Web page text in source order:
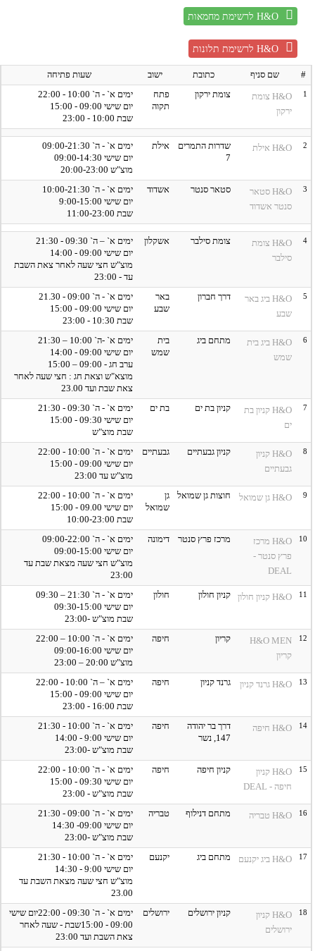
לרשימת מחמאות H&O
לרשימת תלונות H&O
שעות פתיחה ישוב כתובת שם סניף
#
ימים א` - ה` 10:00 - 22:00
יום שישי 09:00 - 15:00
שבת 10:00 - 23:00
פתח
תקוה
צומת ירקון
H&O צומת
ירקון
1
ימים א` - ה` 09:00-21:30
יום שישי 09:00-14:30
מוצ"ש 20:00-23:00
אילת
שדרות התמרים
7
H&O אילת 2
ימים א` - ה` 10:00-21:30
יום שישי 9:00-15:00
שבת 11:00-23:00
אשדוד סטאר סנטר
H&O סטאר
סנטר אשדוד
3
ימים א` – ה` 09:30 - 21:30
יום שישי 09:00 - 14:00
מוצ"ש חצי שעה לאחר צאת השבת
עד - 23:00
אשקלון צומת סילבר
H&O צומת
סילבר
4
ימים א` - ה` 09:00 - 21.30
יום שישי 09:00 - 15:00
שבת 10:30 - 23:00
באר
שבע
דרך חברון
H&O ביג באר
שבע
5
ימים א` -ה` 10:00 – 21:30
יום שישי 09:00 - 14:00
ערב חג - 09:00 – 15:00
מוצא"ש וצאת חג : חצי שעה לאחר
צאת שבת ועד 23.00
בית
שמש
מתחם ביג
H&O ביג בית
שמש
6
ימים א` - ה` 09:30 - 21:30
יום שישי 09:30 - 15:00
שבת מוצ"ש
בת ים קניון בת ים
H&O קניון בת
ים
7
ימים א` - ה` 10:00 - 22:00
יום שישי 09:00 - 15:00
מוצ"ש עד 23:00
גבעתיים קניון גבעתיים
H&O קניון
גבעתיים
8
ימים א` - ה` 10:00 - 22:00
יום שישי 09.00 - 15:00
שבת 10:00-23:00
גן
שמואל
חוצות גן שמואל H&O גן שמואל 9
ימים א` - ה` 09:00-22:00
יום שישי 09:00-15:00
מוצ"ש חצי שעה מצאת שבת עד
23:00
דימונה מרכז פרץ סנטר
H&O מרכז
פרץ סנטר -
DEAL
10
ימים א` - ה` 21:30 – 09:30
יום שישי 09:30-15:00
שבת מוצ"ש -23:00
חולון קניון חולון H&O קניון חולון 11
ימים א` - ה` 10:00 – 22:00
יום שישי 09:00-16:00
מוצ"ש 20:00 – 23:00
חיפה קריון
H&O MEN
קריון
12
ימים א` – ה` 10:00 - 22:00
יום שישי 09:00 - 15:00
שבת 16:00 - 23:00
חיפה גרנד קניון H&O גרנד קניון 13
ימים א` - ה` 10:00 - 21:30
יום שישי 9:00 - 14:00
שבת מוצ"ש -23:00
חיפה
דרך בר יהודה
147, נשר
H&O חיפה 14
ימים א` - ה` 10:00 - 22:00
יום שישי 09:30 - 15:00
שבת מוצ"ש - 23:00
חיפה קניון חיפה
H&O קניון
חיפה - DEAL
15
ימים א` - ה` 09:00 - 21:30
יום שישי 09:00- 14:30
שבת מוצ"ש -23:00
טבריה מתחם דנילוף H&O טבריה 16
ימים א` - ה` 10:00 - 21:30
יום שישי 9:00 - 14:30
מוצ"ש חצי שעה מצאת השבת עד
23.00
יקנעם מתחם ביג H&O ביג יקנעם 17
ימים א` - ה` 09:30 - 22:00יום שישי
09:00 - 15:00שבת - שעה לאחר
צאת השבת ועד 23:00
ירושלים קניון ירושלים
H&O קניון
ירושלים
18